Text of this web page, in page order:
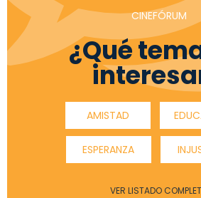
CINEFÓRUM
¿Qué
AMISTAD
ESPERANZA
VER LISTADO